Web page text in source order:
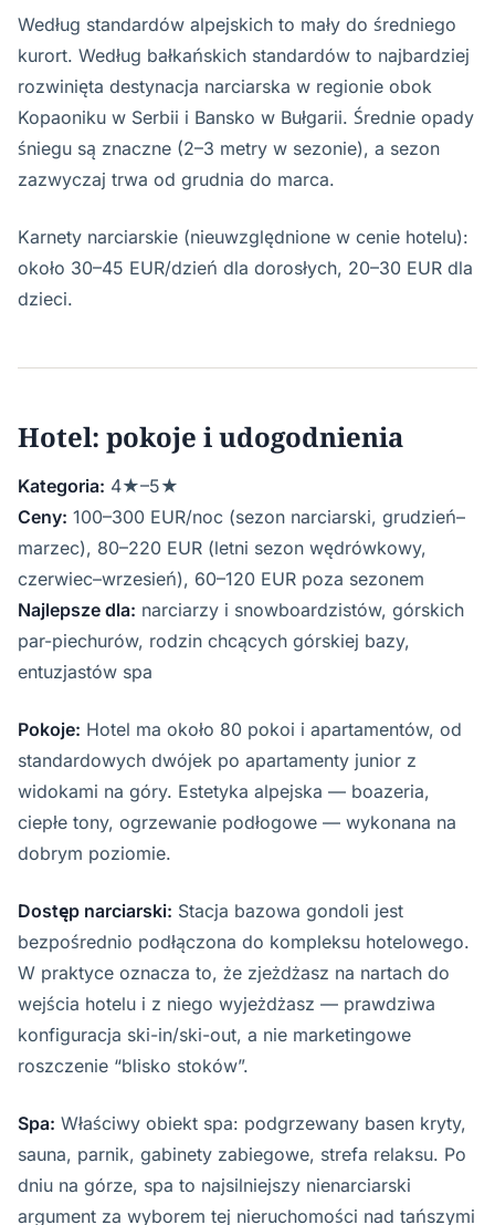
Według standardów alpejskich to mały do średniego
kurort. Według bałkańskich standardów to najbardziej
rozwinięta destynacja narciarska w regionie obok
Kopaoniku w Serbii i Bansko w Bułgarii. Średnie opady
śniegu są znaczne (2–3 metry w sezonie), a sezon
zazwyczaj trwa od grudnia do marca.
Karnety narciarskie (nieuwzględnione w cenie hotelu):
około 30–45 EUR/dzień dla dorosłych, 20–30 EUR dla
dzieci.
Hotel: pokoje i udogodnienia
Kategoria: 4★–5★
Ceny: 100–300 EUR/noc (sezon narciarski, grudzień–
marzec), 80–220 EUR (letni sezon wędrówkowy,
czerwiec–wrzesień), 60–120 EUR poza sezonem
Najlepsze dla: narciarzy i snowboardzistów, górskich
par-piechurów, rodzin chcących górskiej bazy,
entuzjastów spa
Pokoje: Hotel ma około 80 pokoi i apartamentów, od
standardowych dwójek po apartamenty junior z
widokami na góry. Estetyka alpejska — boazeria,
ciepłe tony, ogrzewanie podłogowe — wykonana na
dobrym poziomie.
Dostęp narciarski: Stacja bazowa gondoli jest
bezpośrednio podłączona do kompleksu hotelowego.
W praktyce oznacza to, że zjeżdżasz na nartach do
wejścia hotelu i z niego wyjeżdżasz — prawdziwa
konfiguracja ski-in/ski-out, a nie marketingowe
roszczenie “blisko stoków”.
Spa: Właściwy obiekt spa: podgrzewany basen kryty,
sauna, parnik, gabinety zabiegowe, strefa relaksu. Po
dniu na górze, spa to najsilniejszy nienarciarski
argument za wyborem tej nieruchomości nad tańszymi